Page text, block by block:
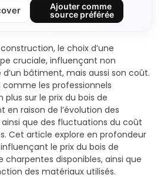
Ajouter comme
source préférée
le choix d’une
cruciale, influençant non
bâtiment, mais aussi son coût.
comme les professionnels
plus sur le prix du bois de
raison de l’évolution des
que des fluctuations du coût
Cet article explore en profondeur
le prix du bois de
charpentes disponibles, ainsi que
des matériaux utilisés.